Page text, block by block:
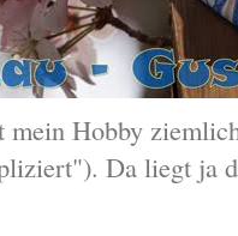
Hobby
Da liegt ja